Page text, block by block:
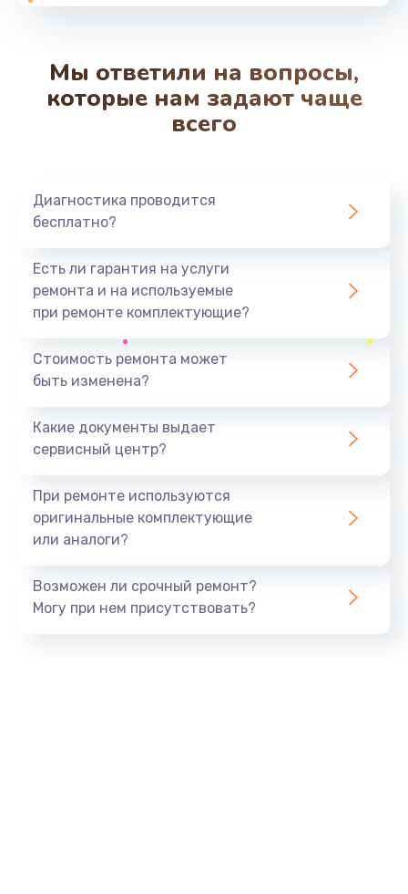
от 550 руб.
Замена вибромотора
от 550 руб.
Заказать
от 1100 руб.
от 500 руб.
Замена разъема питания
Заказать
Замена Bluetooth модуля
от 880 руб.
Мы ответили на вопросы,
которые нам задают чаще
всего
Диагностика проводится
бесплатно?
Есть ли гарантия на услуги
ремонта и на используемые
при ремонте комплектующие?
Стоимость ремонта может
быть изменена?
Какие документы выдает
сервисный центр?
При ремонте используются
оригинальные комплектующие
или аналоги?
Возможен ли срочный ремонт?
Могу при нем присутствовать?